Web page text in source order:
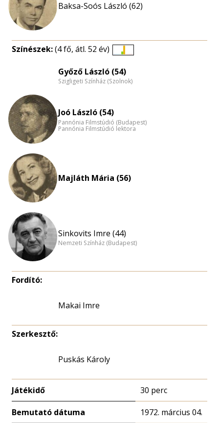
Baksa-Soós László (62)
Színészek:(4 fő, átl. 52 év)
eloszlás
nagyítása
Győző László (54)
Szigligeti Színház (Szolnok)
Joó László (54)
Pannónia Filmstúdió (Budapest)
Pannónia Filmstúdió lektora
Majláth Mária (56)
Sinkovits Imre (44)
Nemzeti Színház (Budapest)
Fordító:
Makai Imre
Szerkesztő:
Puskás Károly
Játékidő 30 perc
Bemutató dátuma 1972. március 04.